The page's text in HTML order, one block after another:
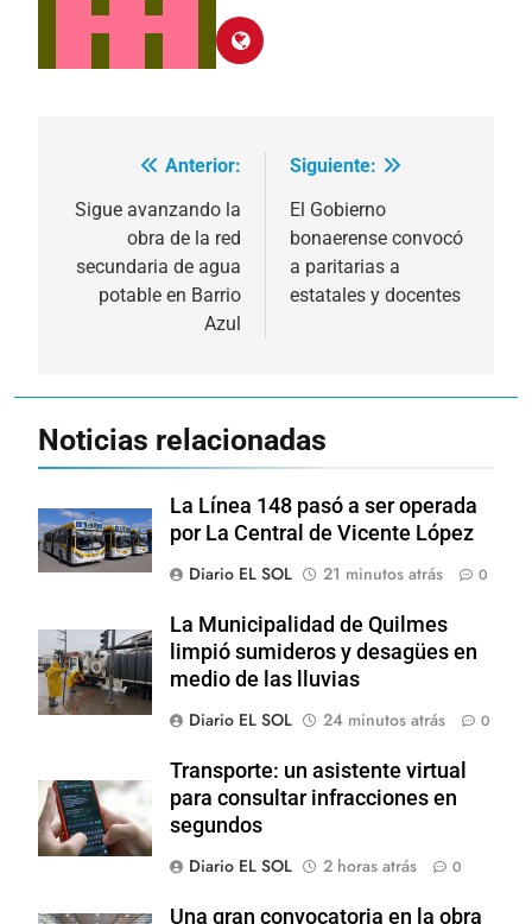
Navegación
de
entradas
Anterior:
Sigue avanzando la
obra de la red
secundaria de agua
potable en Barrio
Azul
Siguiente:
El Gobierno
bonaerense convocó
a paritarias a
estatales y docentes
Noticias relacionadas
La Línea 148 pasó a ser operada
por La Central de Vicente López
Diario EL SOL
21 minutos atrás 0
La Municipalidad de Quilmes
limpió sumideros y desagües en
medio de las lluvias
Diario EL SOL
24 minutos atrás 0
Transporte: un asistente virtual
para consultar infracciones en
segundos
Diario EL SOL
2 horas atrás 0
Una gran convocatoria en la obra